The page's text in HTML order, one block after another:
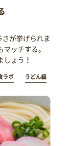
が挙げられま
ッチする。
ょう！
ラボ うどん編